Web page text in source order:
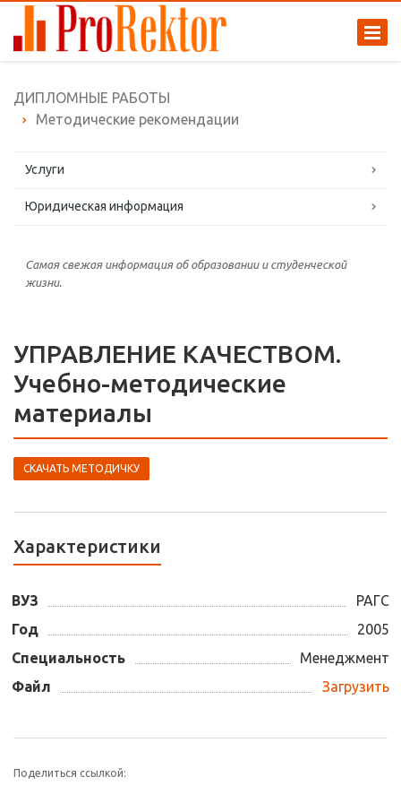
ДИПЛОМНЫЕ РАБОТЫ
Методические рекомендации
Услуги
Юридическая информация
Самая свежая информация об образовании и студенческой
жизни.
УПРАВЛЕНИЕ КАЧЕСТВОМ.
Учебно-методические
материалы
СКАЧАТЬ МЕТОДИЧКУ
Характеристики
ВУЗ
РАГС
Год
2005
Специальность
Менеджмент
Файл
Загрузить
Поделиться ссылкой: